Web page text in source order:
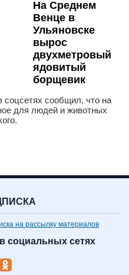
На Среднем
Венце в
Ульяновске
вырос
двухметровый
ядовитый
борщевик
сообщил, что на
для людей и животных
на рассылку материалов
социальных сетях